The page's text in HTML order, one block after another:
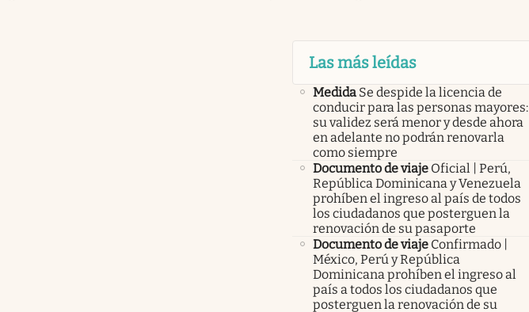
Las más leídas
Medida Se despide la licencia de
conducir para las personas mayores:
su validez será menor y desde ahora
en adelante no podrán renovarla
como siempre
Documento de viaje Oficial | Perú,
República Dominicana y Venezuela
prohíben el ingreso al país de todos
los ciudadanos que posterguen la
renovación de su pasaporte
Documento de viaje Confirmado |
México, Perú y República
Dominicana prohíben el ingreso al
país a todos los ciudadanos que
posterguen la renovación de su